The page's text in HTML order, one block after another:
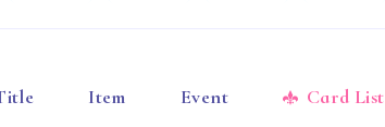
Item Event Card List